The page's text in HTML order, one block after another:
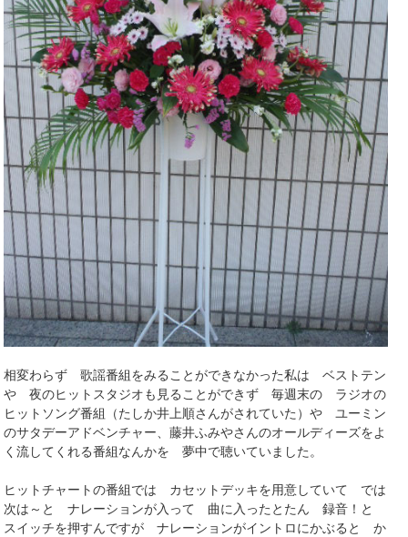
相変わらず 歌謡番組をみることができなかった私は ベストテン
や 夜のヒットスタジオも見ることができず 毎週末の ラジオの
ヒットソング番組（たしか井上順さんがされていた）や ユーミン
のサタデーアドベンチャー、藤井ふみやさんのオールディーズをよ
く流してくれる番組なんかを 夢中で聴いていました。
ヒットチャートの番組では カセットデッキを用意していて では
次は～と ナレーションが入って 曲に入ったとたん 録音！と
スイッチを押すんですが ナレーションがイントロにかぶると か